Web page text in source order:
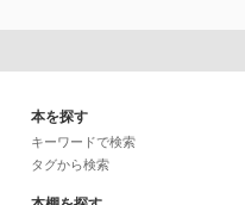
本を探す
キーワードで検索
タグから検索